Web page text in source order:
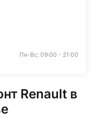
Пн-Вс: 09:00 - 21:00
Renault в